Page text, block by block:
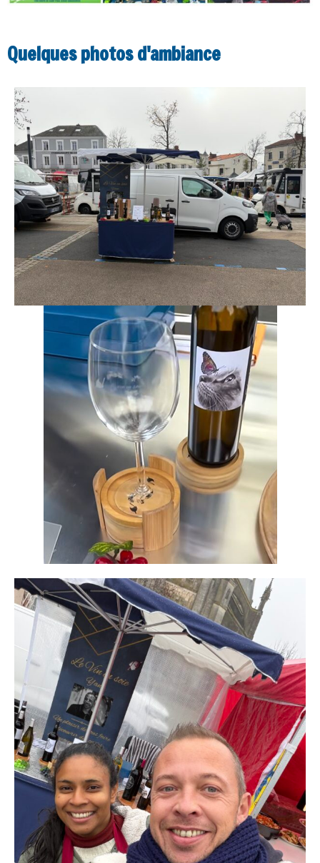
Quelques photos d'ambiance